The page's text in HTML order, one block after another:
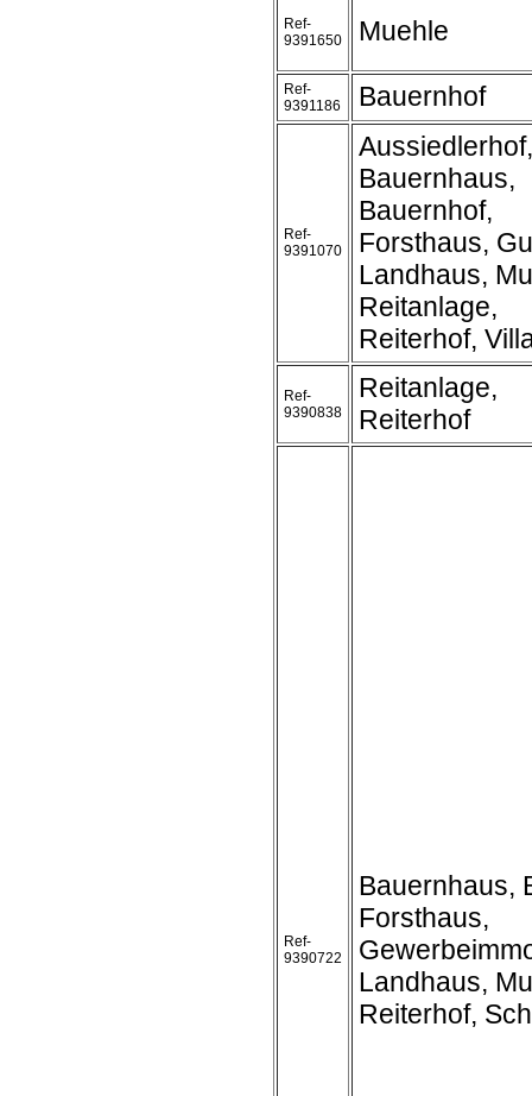
Ref-
9391650
Muehle
Ref-
9391186
Bauernhof
Ref-
9391070
Aussiedlerhof,
Bauernhaus,
Bauernhof,
Forsthaus,
Landhaus,
Reitanlage,
Reiterhof,
Ref-
9390838
Reitanlage,
Reiterhof
Ref-
9390722
Bauernhaus,
Forsthaus,
Landhaus,
Reiterhof,